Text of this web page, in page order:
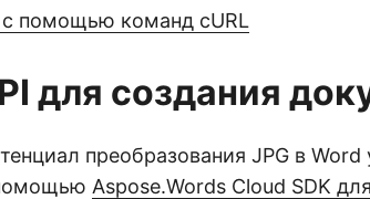
с помощью команд cURL
для создания
преобразования JPG в
Aspose.Words Cloud SDK